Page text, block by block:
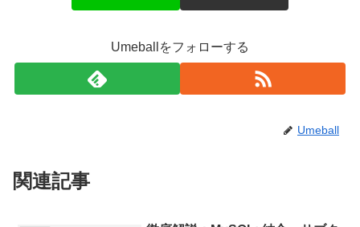
Umeballをフォローする
Umeball
関連記事